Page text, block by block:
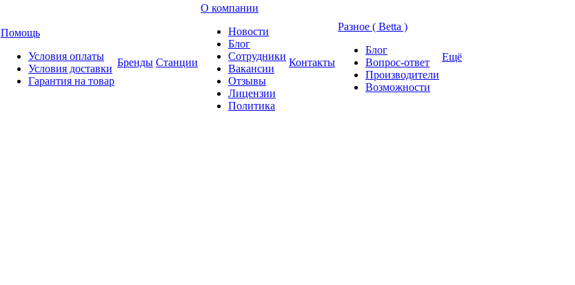
Помощь
Условия оплаты
Условия доставки
Гарантия на товар
Бренды Станции
О компании
Новости
Блог
Сотрудники
Вакансии
Отзывы
Лицензии
Политика
Контакты
Разное ( Betta )
Блог
Вопрос-ответ
Производители
Возможности
Ещё